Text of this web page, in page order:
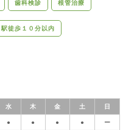
歯科検診 根管治療
徒歩１０分以内
水 木 金 土
日
● ● ● ●
ー